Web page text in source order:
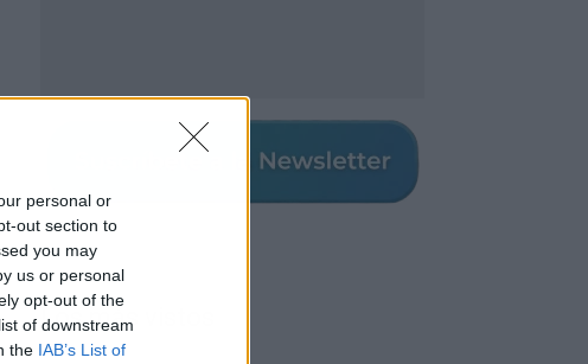
personal or
out section to
you may
us or personal
opt-out of the
of downstream
the IAB’s List of
Los más vistos